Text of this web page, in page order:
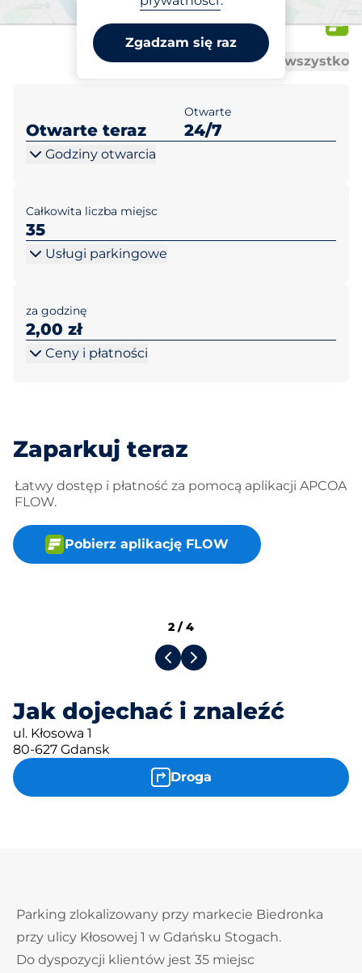
Zgadzam się raz
Kłosowa 1
Otwórz wszystkoZamknij wszystko
Otwarte teraz
Otwarte
24/7
Godziny otwarcia
Całkowita liczba miejsc
35
Usługi parkingowe
za godzinę
2,00 zł
Ceny i płatności
Zaparkuj teraz
Łatwy dostęp i płatność za pomocą aplikacji APCOA
FLOW.
Pobierz aplikację FLOW
Jak dojechać i znaleźć
ul. Kłosowa 1
80-627 Gdansk
Droga
2 /4
Parking zlokalizowany przy markecie Biedronka
przy ulicy Kłosowej 1 w Gdańsku Stogach.
Do dyspozycji klientów jest 35 miejsc